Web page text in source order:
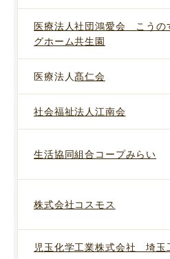
医療法人社団鴻愛会 こうの
グホーム共生園
医療法人髙仁会
社会福祉法人江南会
生活協同組合コープみらい
株式会社コスモス
児玉化学工業株式会社 埼玉